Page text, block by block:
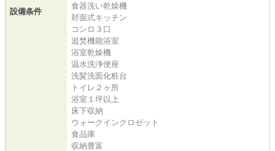
設備条件
食器洗い乾燥機
対面式キッチン
コンロ３口
追焚機能浴室
浴室乾燥機
温水洗浄便座
洗髪洗面化粧台
トイレ２ヶ所
浴室１坪以上
床下収納
ウォークインクロゼット
食品庫
収納豊富